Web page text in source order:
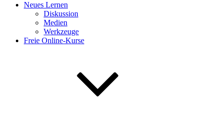
Neues Lernen
Diskussion
Medien
Werkzeuge
Freie Online-Kurse